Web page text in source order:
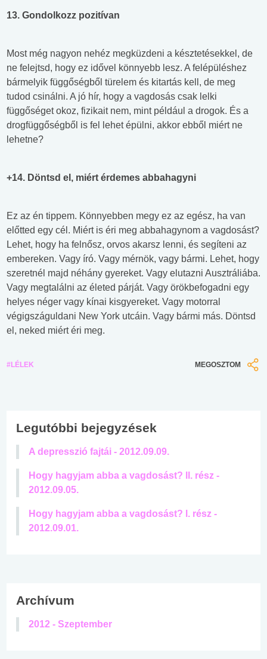
13. Gondolkozz pozitívan
Most még nagyon nehéz megküzdeni a késztetésekkel, de
ne felejtsd, hogy ez idővel könnyebb lesz. A felépüléshez
bármelyik függőségből türelem és kitartás kell, de meg
tudod csinálni. A jó hír, hogy a vagdosás csak lelki
függőséget okoz, fizikait nem, mint például a drogok. És a
drogfüggőségből is fel lehet épülni, akkor ebből miért ne
lehetne?
+14. Döntsd el, miért érdemes abbahagyni
Ez az én tippem. Könnyebben megy ez az egész, ha van
előtted egy cél. Miért is éri meg abbahagynom a vagdosást?
Lehet, hogy ha felnősz, orvos akarsz lenni, és segíteni az
embereken. Vagy író. Vagy mérnök, vagy bármi. Lehet, hogy
szeretnél majd néhány gyereket. Vagy elutazni Ausztráliába.
Vagy megtalálni az életed párját. Vagy örökbefogadni egy
helyes néger vagy kínai kisgyereket. Vagy motorral
végigszáguldani New York utcáin. Vagy bármi más. Döntsd
el, neked miért éri meg.
#LÉLEK MEGOSZTOM
Legutóbbi bejegyzések
A depresszió fajtái - 2012.09.09.
Hogy hagyjam abba a vagdosást? ll. rész -
2012.09.05.
Hogy hagyjam abba a vagdosást? l. rész -
2012.09.01.
Archívum
2012 - Szeptember